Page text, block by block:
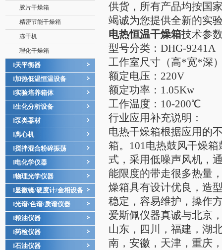
胶片干燥箱
精密节能干燥箱
冻干机
理化干燥箱
天平衡器
加热低温恒温设备
实验培养箱体
生化分析设备
泵类器材
离心机
搅拌混合粉碎振荡
电化学仪器
物理光学仪器
显微镜/硬度计/金相设备
光谱/色谱/质谱仪器
粮油仪器
药检仪器
石油仪器
供货，所有产品均按国
竭诚为您提供全新的实
电热恒温干燥箱技术参
型号分类：DHG-9241A
工作室尺寸（高*宽*深
额定电压：220V
额定功率：1.05Kw
工作温度：10-200℃
行业应用补充说明：
电热干燥箱根据应用的
箱。101电热鼓风干燥
式，采用低噪声风机，
能限度的带走很多热量
燥箱具有设计优良，造
稳定，容易维护，操作
爱斯佩仪器真诚与北京
山东，四川，福建，湖
南，安徽，天津，重庆